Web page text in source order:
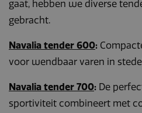
gaat, hebben we diverse
gebracht.
Navalia tender 600:
voor wendbaar varen in
Navalia tender 700: De
sportiviteit combineert met